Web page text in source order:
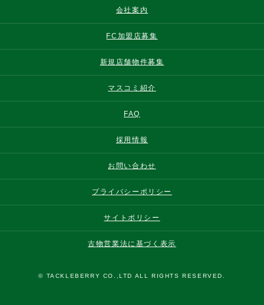
会社案内
FC加盟店募集
新規店舗物件募集
マスコミ紹介
FAQ
採用情報
お問い合わせ
プライバシーポリシー
サイトポリシー
古物営業法に基づく表示
© TACKLEBERRY CO.,LTD ALL RIGHTS RESERVED.